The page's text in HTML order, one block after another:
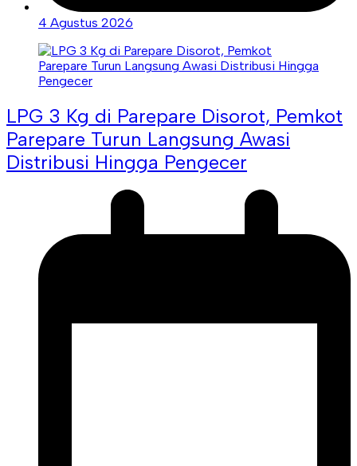
4 Agustus 2026
LPG 3 Kg di Parepare Disorot, Pemkot
Parepare Turun Langsung Awasi
Distribusi Hingga Pengecer